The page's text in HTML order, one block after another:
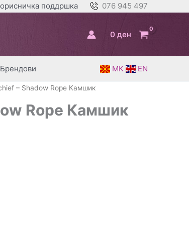
поддршка 076 945 497
0 ден
Брендови MK EN
– Shadow Rope Камшик
Rope Камшик